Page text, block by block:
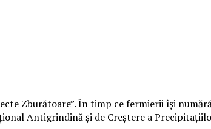
Zburătoare”. În timp ce fermierii își
Antigrindină și de Creștere a